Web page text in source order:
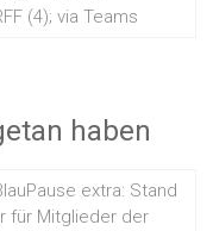
(4); via Teams
haben
extra: Stand
für Mitglieder der